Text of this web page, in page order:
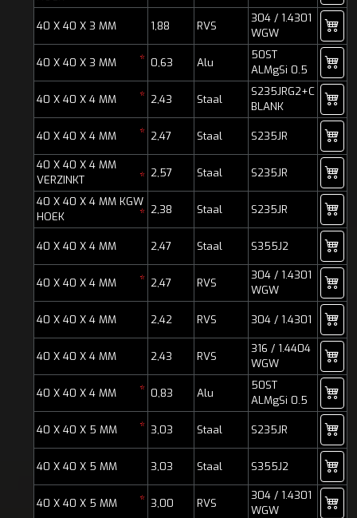
40 X 40 X 3 MM 1,88 RVS
304 / 1.4301
WGW
40 X 40 X 3 MM * 0,63 Alu
50ST
ALMgSi 0.5
40 X 40 X 4 MM * 2,43 Staal
S235JRG2+C
BLANK
40 X 40 X 4 MM * 2,47 Staal S235JR
40 X 40 X 4 MM
VERZINKT
* 2,57 Staal S235JR
40 X 40 X 4 MM KGW
HOEK
* 2,38 Staal S235JR
40 X 40 X 4 MM 2,47 Staal S355J2
40 X 40 X 4 MM * 2,47 RVS
304 / 1.4301
WGW
40 X 40 X 4 MM 2,42 RVS 304 / 1.4301
40 X 40 X 4 MM 2,43 RVS
316 / 1.4404
WGW
40 X 40 X 4 MM * 0,83 Alu
50ST
ALMgSi 0.5
40 X 40 X 5 MM * 3,03 Staal S235JR
40 X 40 X 5 MM 3,03 Staal S355J2
40 X 40 X 5 MM * 3,00 RVS
304 / 1.4301
WGW